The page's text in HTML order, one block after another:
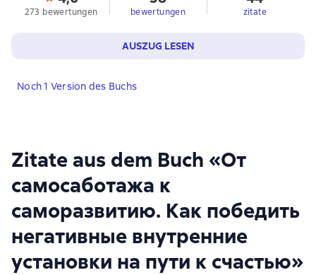
Zitate aus dem Buch «От
самосаботажа к
саморазвитию. Как победить
негативные внутренние
установки на пути к счастью»
273 bewertungen bewertungen zitate
AUSZUG LESEN
Noch 1 Version des Buchs